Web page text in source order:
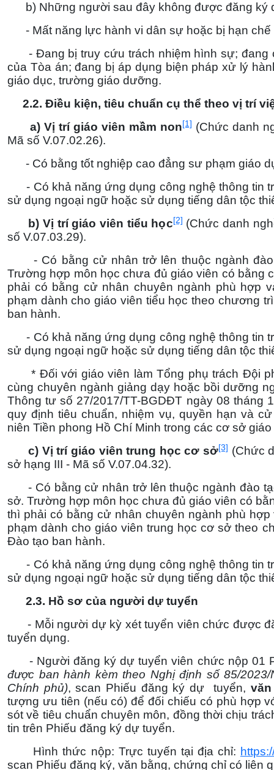
b) Những người sau đây không được đăng ký
- Mất năng lực hành vi dân sự hoặc bị hạn chế
- Đang bị truy cứu trách nhiệm hình sự; đang
của Tòa án; đang bị áp dụng biện pháp xử lý
giáo dục, trường giáo dưỡng.
2.2. Điều kiện, tiêu chuẩn cụ thể theo vị trí
a) Vị trí giáo viên mầm non[1] (Chức danh
Mã số V.07.02.26).
- Có bằng tốt nghiệp cao đẳng sư phạm giáo
- Có khả năng ứng dụng công nghệ thông tin
sử dụng ngoại ngữ hoặc sử dụng tiếng dân tộc
b) Vị trí giáo viên tiểu học[2] (Chức danh
số V.07.03.29).
- Có bằng cử nhân trở lên thuộc ngành đào
Trường hợp môn học chưa đủ giáo viên có bằng
phải có bằng cử nhân chuyên ngành phù hợp
phạm dành cho giáo viên tiểu học theo chương
ban hành.
- Có khả năng ứng dụng công nghệ thông tin
sử dụng ngoại ngữ hoặc sử dụng tiếng dân tộc
* Đối với giáo viên làm Tổng phụ trách Đội
cùng chuyên ngành giảng dạy hoặc bồi dưỡng
Thông tư số 27/2017/TT-BGDĐT ngày 08 tháng
quy định tiêu chuẩn, nhiệm vụ, quyền hạn và
niên Tiền phong Hồ Chí Minh trong các cơ sở
c) Vị trí giáo viên trung học cơ sở[3](Chức
sở hạng III - Mã số V.07.04.32).
- Có bằng cử nhân trở lên thuộc ngành đào
sở. Trường hợp môn học chưa đủ giáo viên có
thì phải có bằng cử nhân chuyên ngành phù
phạm dành cho giáo viên trung học cơ sở theo
Đào tạo ban hành.
- Có khả năng ứng dụng công nghệ thông tin
sử dụng ngoại ngữ hoặc sử dụng tiếng dân tộc
2.3. Hồ sơ của người dự tuyển
- Mỗi người dự kỳ xét tuyển viên chức được
tuyển dụng.
- Người đăng ký dự tuyển viên chức nộp 01
được ban hành kèm theo Nghị định số 85/
Chính phủ), scan Phiếu đăng ký dự tuyển,
tượng ưu tiên (nếu có) để đối chiếu có phù hợp
sót về tiêu chuẩn chuyên môn, đồng thời chịu
tin trên Phiếu đăng ký dự tuyển.
Hình thức nộp: Trực tuyến tại địa chỉ:
scan Phiếu đăng ký, văn bằng, chứng chỉ có liên